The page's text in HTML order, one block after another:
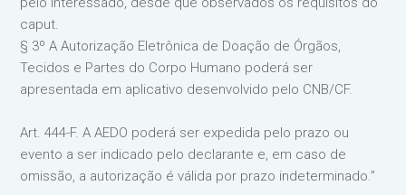
caput.
§ 3º A Autorização Eletrônica de Doação de Órgãos,
Tecidos e Partes do Corpo Humano poderá ser
apresentada em aplicativo desenvolvido pelo CNB/CF.
Art. 444-F. A AEDO poderá ser expedida pelo prazo ou
evento a ser indicado pelo declarante e, em caso de
omissão, a autorização é válida por prazo indeterminado.”